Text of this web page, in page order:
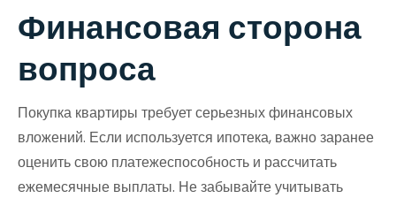
Финансовая сторона
вопроса
Покупка квартиры требует серьезных финансовых
вложений. Если используется ипотека, важно заранее
оценить свою платежеспособность и рассчитать
ежемесячные выплаты. Не забывайте учитывать